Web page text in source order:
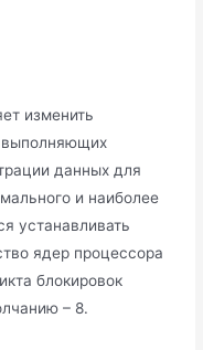
изменить
выполняющих
данных для
и наиболее
устанавливать
ядер процессора
блокировок
– 8.